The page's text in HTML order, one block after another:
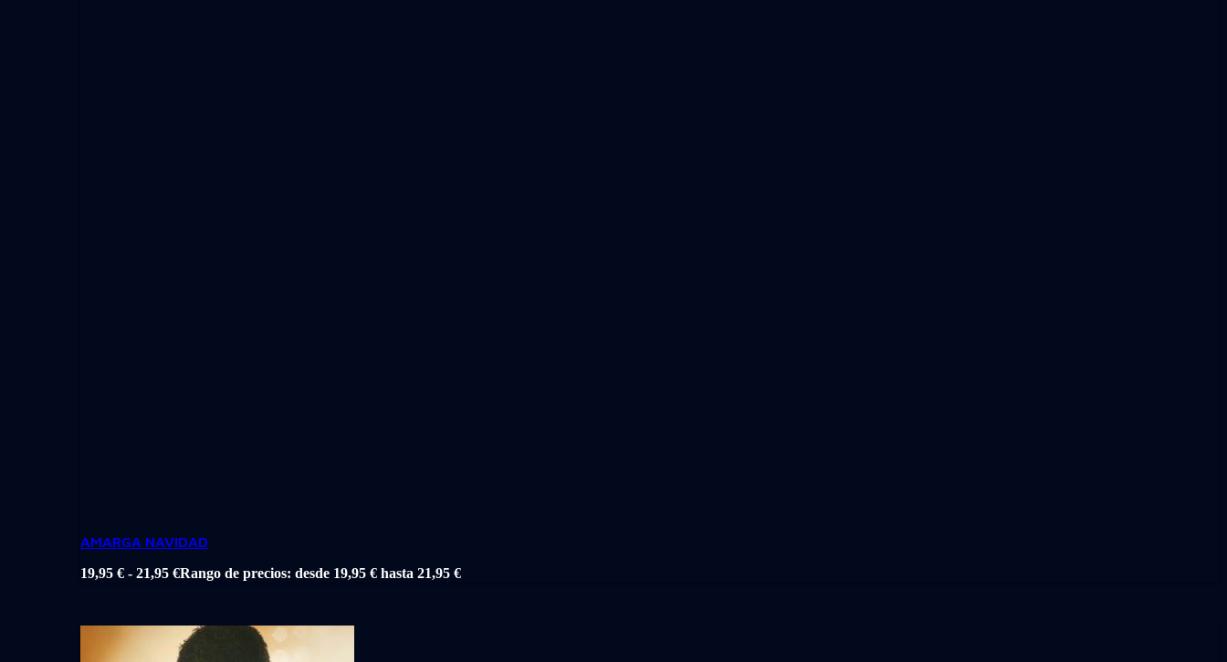
AMARGA NAVIDAD
19,95 € - 21,95 €Rango de precios: desde 19,95 € hasta 21,95 €